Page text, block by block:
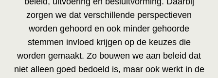
zorgen we dat verschillende perspectieven
worden gehoord en ook minder gehoorde
stemmen invloed krijgen op de keuzes die
worden gemaakt. Zo bouwen we aan beleid dat
niet alleen goed bedoeld is, maar ook werkt in de